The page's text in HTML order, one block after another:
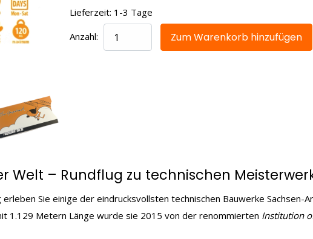
Lieferzeit: 1-3 Tage
Anzahl:
Welt – Rundflug zu technischen
Sie einige der eindrucksvollsten technischen Bauwerke Sachsen-
1.129 Metern Länge wurde sie 2015 von der renommierten Institution